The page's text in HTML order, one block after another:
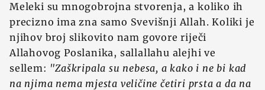
Meleki su mnogobrojna stvorenja, a koliko ih
precizno ima zna samo Svevišnji Allah. Koliki je
njihov broj slikovito nam govore riječi
Allahovog Poslanika, sallallahu alejhi ve
sellem: "Zaškripala su nebesa, a kako i ne bi kad
na njima nema mjesta veličine četiri prsta a da na